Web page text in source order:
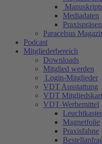
Mediadaten
Paracelsus
Podcast
Mitgliederbereich
Downloads
Mitglied werden
Login-Mitglieder
VDT Ausstattung
VDT
VDT-Werbemittel
Magnetfolie
Praxisfahne